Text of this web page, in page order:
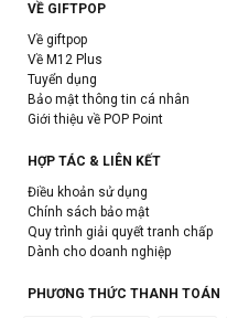
VỀ GIFTPOP
Về giftpop
Về M12 Plus
Tuyển dụng
Bảo mật thông tin cá nhân
Giới thiệu về POP Point
HỢP TÁC & LIÊN KẾT
Điều khoản sử dụng
Chính sách bảo mật
Quy trình giải quyết tranh chấp
Dành cho doanh nghiệp
PHƯƠNG THỨC THANH TOÁN